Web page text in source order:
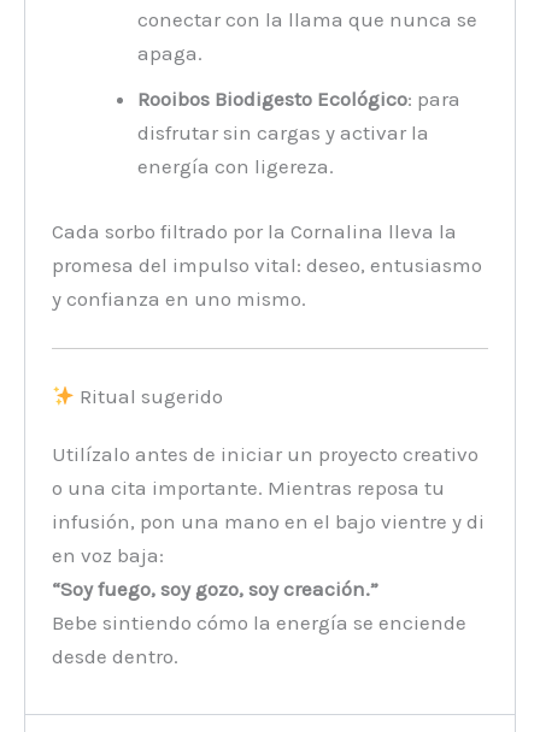
conectar con la llama que nunca se
apaga.
Rooibos Biodigesto Ecológico: para
disfrutar sin cargas y activar la
energía con ligereza.
Cada sorbo filtrado por la Cornalina lleva la
promesa del impulso vital: deseo, entusiasmo
y confianza en uno mismo.
Ritual sugerido
Utilízalo antes de iniciar un proyecto creativo
o una cita importante. Mientras reposa tu
infusión, pon una mano en el bajo vientre y di
en voz baja:
“Soy fuego, soy gozo, soy creación.”
Bebe sintiendo cómo la energía se enciende
desde dentro.